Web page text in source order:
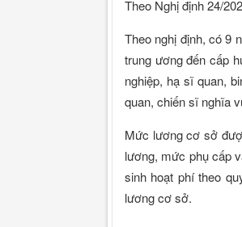
Theo Nghị định 24/
Theo nghị định, có 9
trung ương đến cấp
nghiệp, hạ sĩ quan,
quan, chiến sĩ nghĩa
Mức lương cơ sở
lương, mức phụ cấp
sinh hoạt phí theo
lương cơ sở.